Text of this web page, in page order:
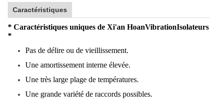
Caractéristiques
* Caractéristiques uniques de Xi'an HoanVibrationIsolateurs
*
Pas de délire ou de vieillissement.
Une amortissement interne élevée.
Une très large plage de températures.
Une grande variété de raccords possibles.